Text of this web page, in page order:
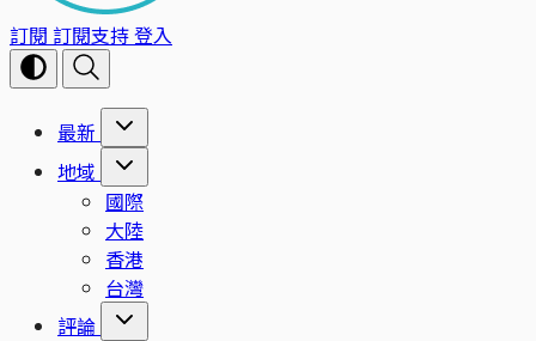
訂閱 訂閱支持登入
最新
地域
國際
大陸
香港
台灣
評論